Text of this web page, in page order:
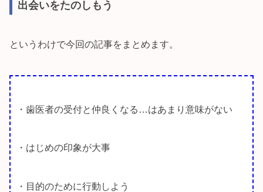
出会いをたのしもう
というわけで今回の記事をまとめます。
・歯医者の受付と仲良くなる…はあまり意味がない
・はじめの印象が大事
・目的のために行動しよう